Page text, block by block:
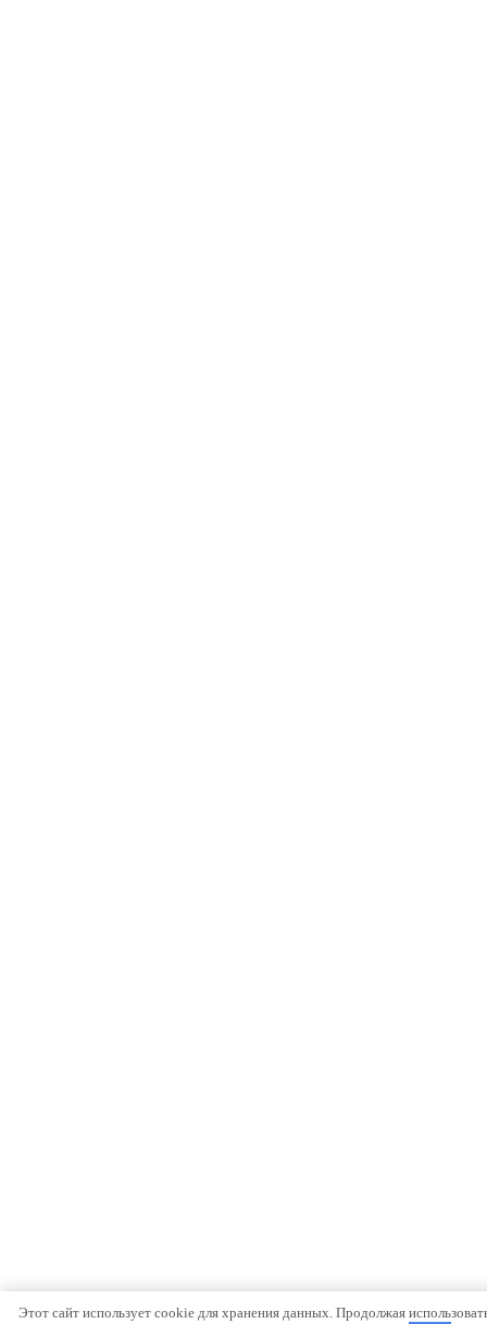
Этот сайт использует cookie для хранения данных. Продолжая